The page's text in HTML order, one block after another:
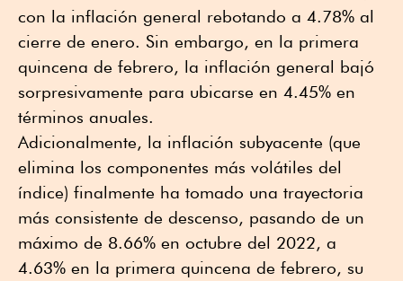
con la inflación general rebotando a 4.78% al
cierre de enero. Sin embargo, en la primera
quincena de febrero, la inflación general bajó
sorpresivamente para ubicarse en 4.45% en
términos anuales.
Adicionalmente, la inflación subyacente (que
elimina los componentes más volátiles del
índice) finalmente ha tomado una trayectoria
más consistente de descenso, pasando de un
máximo de 8.66% en octubre del 2022, a
4.63% en la primera quincena de febrero, su